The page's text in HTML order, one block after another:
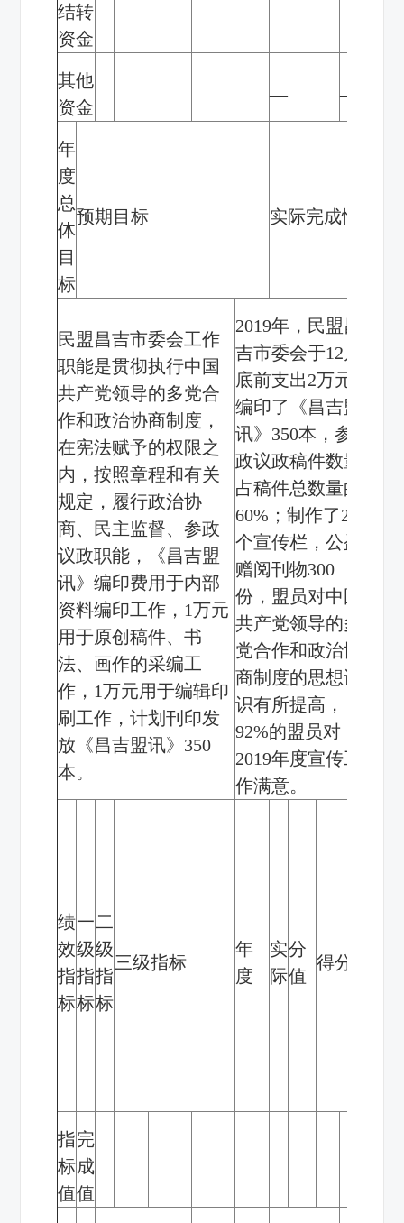
结转
资金
— —
其他
资金
— —
年
度
总
体
目
标
预期目标 实际完成情况
民盟昌吉市委会工作
职能是贯彻执行中国
共产党领导的多党合
作和政治协商制度，
在宪法赋予的权限之
内，按照章程和有关
规定，履行政治协
商、民主监督、参政
议政职能，《昌吉盟
讯》编印费用于内部
资料编印工作， 1万元
用于原创稿件、书
法、画作的采编工
作， 1万元用于编辑印
刷工作，计划刊印发
放《昌吉盟讯》 350
本。
2019年，民盟昌
吉市委会于12
底前支出2万元
编印了《昌吉盟
讯》 350本，参
政议政稿件数量
占稿件总数量的
60% ；制作了2
个宣传栏，公益
赠阅刊物300
份，盟员对中国
共产党领导的多
党合作和政治协
商制度的思想认
识有所提高，
92%的盟员对
2019年度宣传工
作满意。
绩
效
指
标
一
级
指
标
二
级
指
标
三级指标
年
度
实
际
分
值
得分
指
标
值
完
成
值